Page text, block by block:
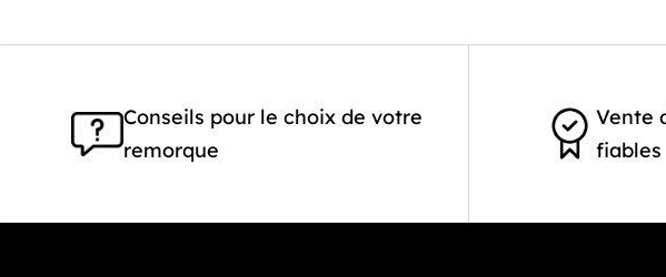
Conseils pour le choix de votre
remorque
Vente
fiables